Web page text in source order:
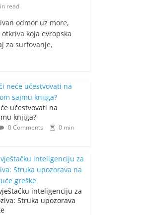
read
odmor uz more,
koja evropska
za surfovanje,
učestvovati na
knjiga?
0 Comments
0 min
inteligenciju za
Struka upozorava